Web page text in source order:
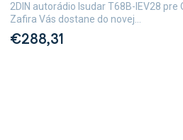
€288,31
2DIN autorádio Isudar T68B-IEV28
Zafira Vás dostane do novej...